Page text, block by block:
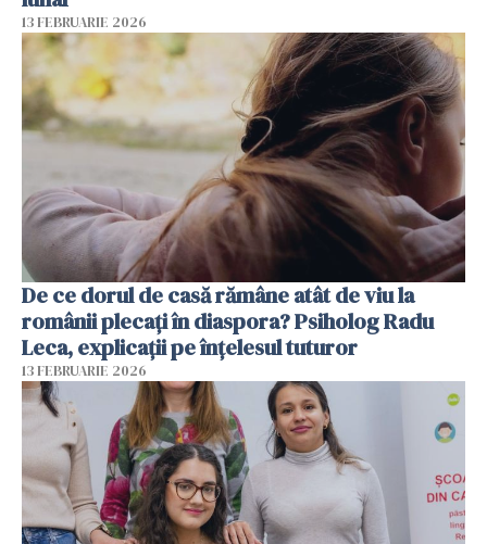
13 FEBRUARIE 2026
De ce dorul de casă rămâne atât de viu la
românii plecați în diaspora? Psiholog Radu
Leca, explicații pe înțelesul tuturor
13 FEBRUARIE 2026